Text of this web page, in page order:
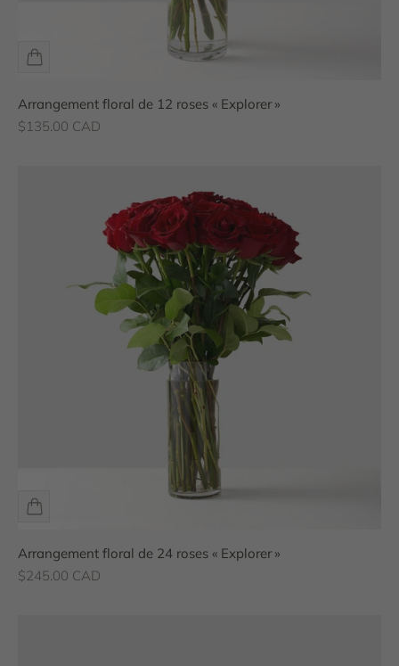
Arrangement floral de 12 roses « Explorer »
Prix de vente
$135.00 CAD
Arrangement floral de 24 roses « Explorer »
Prix de vente
$245.00 CAD